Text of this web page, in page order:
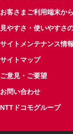
お客さまご利用端末か
見やすさ・使いやすさ
サイトメンテナンス情報
サイトマップ
ご意見・ご要望
お問い合わせ
NTTドコモグループ